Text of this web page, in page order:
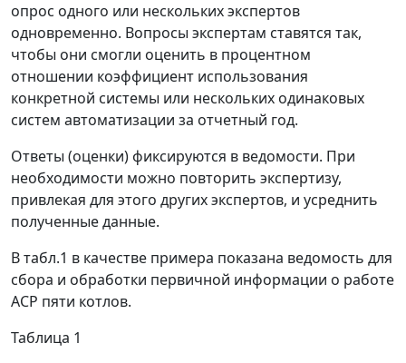
опрос одного или нескольких экспертов
одновременно. Вопросы экспертам ставятся так,
чтобы они смогли оценить в процентном
отношении коэффициент использования
конкретной системы или нескольких одинаковых
систем автоматизации за отчетный год.
Ответы (оценки) фиксируются в ведомости. При
необходимости можно повторить экспертизу,
привлекая для этого других экспертов, и усреднить
полученные данные.
В табл.1 в качестве примера показана ведомость для
сбора и обработки первичной информации о работе
AСP пяти котлов.
Таблица 1